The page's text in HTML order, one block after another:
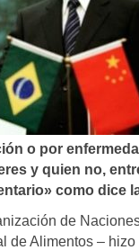
o por
y quien no,
como dice
de
de Alimentos – hizo